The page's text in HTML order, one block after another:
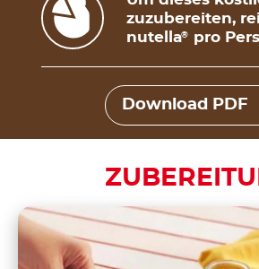
zuzubereiten,
nutella® pro
Download PDF